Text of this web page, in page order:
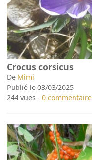
Crocus corsicus
De Mimi
Publié le 03/03/2025
244 vues -0 commentaire